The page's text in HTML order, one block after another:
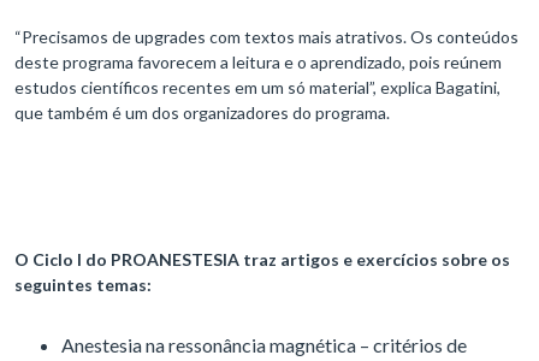
“Precisamos de upgrades com textos mais atrativos. Os conteúdos
deste programa favorecem a leitura e o aprendizado, pois reúnem
estudos científicos recentes em um só material”, explica Bagatini,
que também é um dos organizadores do programa.
O Ciclo I do PROANESTESIA traz artigos e exercícios sobre os
seguintes temas:
Anestesia na ressonância magnética – critérios de